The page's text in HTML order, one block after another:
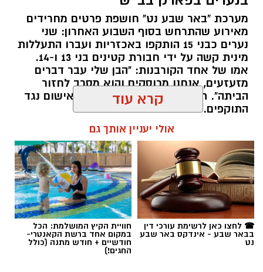
קרדיט: משטרת ישראל
שוטרי המחוז הדרומי ולוחמי המשמר הלאומי של
מג"ב ממשיכים להנחית מכות על תשתיות
הפשיעה בנגב, עם שתי תפיסות משמעותיות
ביממות האחרונות. במסגרת פעילות סמויה
שנערכה על ידי כוחות מג"ב יחד עם שוטרי ימ"ר
דרום, אותר רכב חשוד בצומת בית קמה.
בחיפוש שנערך ברכב, בעזרתה של הכלבה
המשטרתית "איקרה", אותר שלל רב: במכסה
המנוע ובגב המושבים האחוריים הוסלקו לא פחות
מ-1.6 ק"ג של חומר החשוד כסם קשה מסוג
קריסטל. הרכב הוחרם במקום, ושני יושביו, צעירים
מערכת "באר שבע נט" חושפת פרטים מחרידים
מאירוע שהתרחש בסוף השבוע האחרון: שני
נערים כבני 15 הותקפו באכזריות ועברו התעללות
מינית קשה על ידי חבורת קטינים בני 13 ו-14.
אמו של אחד הקורבנות: "הבן שלי עבר דברים
מזעזעים, אנחנו מרוסקים והוא מסרב לחזור
הביתה". תוך ימים ספורים: צפוי כתב אישום נגד
התוקפים.
תגים:משטרה, מעשי סדום, התעללות
קרא עוד
אולי יעניין אותך גם
☎ לחצו כאן לרשימת עורכי דין
בבאר שבע - אינדקס באר שבע
נט
חוויית הקיץ המושלמת: הכל
במקום אחד ברשת הקאנטרי-
חודשיים + חודש מתנה (כולל
החגים!)